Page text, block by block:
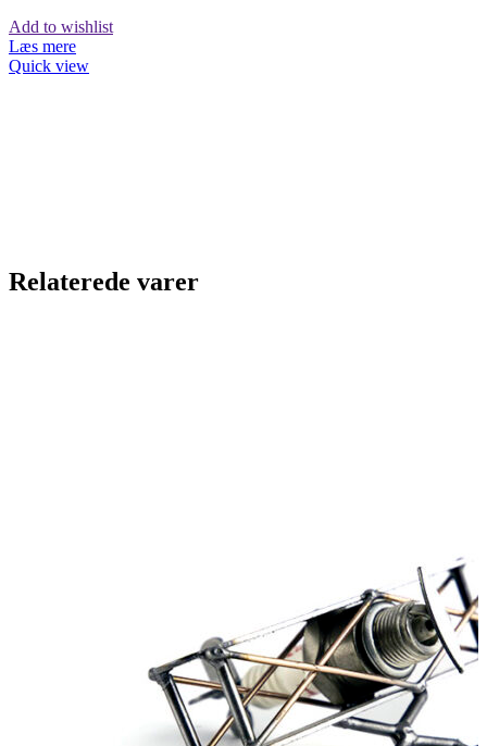
Add to wishlist
Læs mere
Quick view
Relaterede varer